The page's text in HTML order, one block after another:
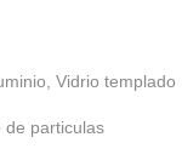
Vidrio templado
de particulas